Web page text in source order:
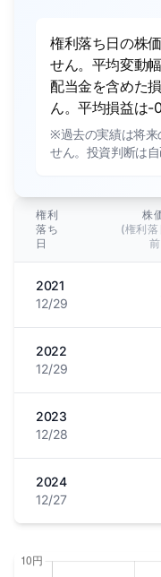
権利落ち日の株
せん。平均変動
配当金を含めた
ん。平均損益は-
※過去の実績は将来
せん。投資判断は
権利
落ち
日
株
(権利
2021
12/29
2022
12/29
2023
12/28
2024
12/27